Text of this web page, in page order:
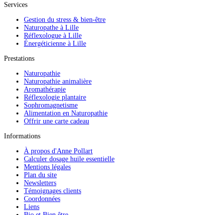
Services
Gestion du stress & bien-être
Naturopathe à Lille
Réflexologue à Lille
Énergéticienne à Lille
Prestations
Naturopathie
Naturopathie animalière
Aromathérapie
Réflexologie plantaire
Sophromagnetisme
Alimentation en Naturopathie
Offrir une carte cadeau
Informations
À propos d'Anne Pollart
Calculer dosage huile essentielle
Mentions légales
Plan du site
Newsletters
Témoignages clients
Coordonnées
Liens